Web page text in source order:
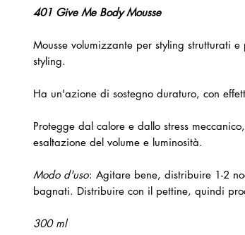
401 Give Me Body Mousse
Mousse volumizzante per styling strutturati
styling.
Ha un'azione di sostegno duraturo, con
Protegge dal calore e dallo stress
esaltazione del volume e luminosità.
Modo d'uso: Agitare bene, distribuire 1-2
bagnati. Distribuire con il pettine, quindi
300 ml